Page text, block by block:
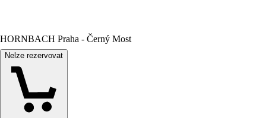
HORNBACH Praha - Černý Most
Nelze rezervovat